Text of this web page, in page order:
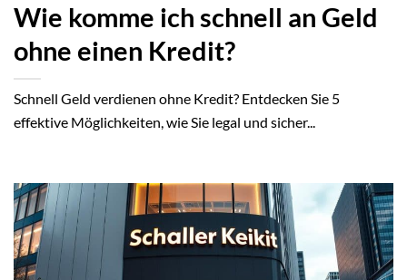
Wie komme ich schnell an Geld
ohne einen Kredit?
Schnell Geld verdienen ohne Kredit? Entdecken Sie 5
effektive Möglichkeiten, wie Sie legal und sicher...